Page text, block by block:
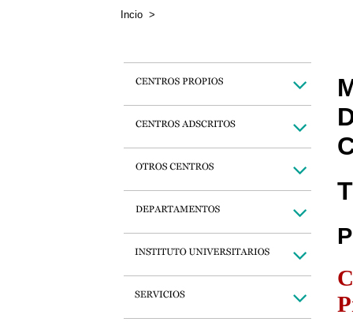
Incio >